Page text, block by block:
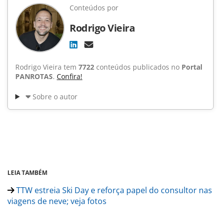
Conteúdos por
Rodrigo Vieira
Rodrigo Vieira tem 7722 conteúdos publicados no Portal
PANROTAS. Confira!
Sobre o autor
LEIA TAMBÉM
TTW estreia Ski Day e reforça papel do consultor nas
viagens de neve; veja fotos